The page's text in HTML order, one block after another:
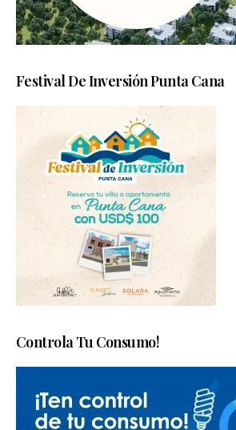
Festival De Inversión Punta Cana
Controla Tu Consumo!